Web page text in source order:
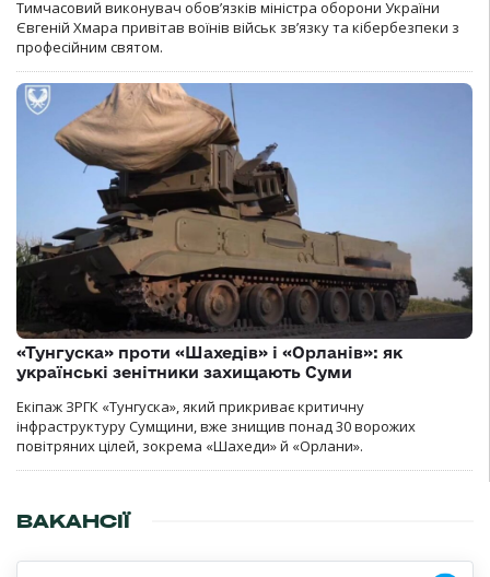
Тимчасовий виконувач обов’язків міністра оборони України
Євгеній Хмара привітав воїнів військ зв’язку та кібербезпеки з
професійним святом.
«Тунгуска» проти «Шахедів» і «Орланів»: як
українські зенітники захищають Суми
Екіпаж ЗРГК «Тунгуска», який прикриває критичну
інфраструктуру Сумщини, вже знищив понад 30 ворожих
повітряних цілей, зокрема «Шахеди» й «Орлани».
ВАКАНСІЇ